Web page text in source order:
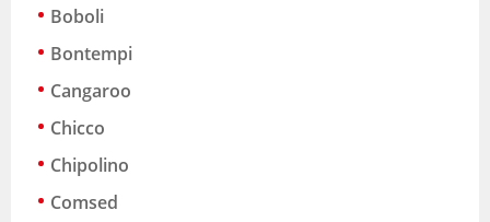
Boboli
Bontempi
Cangaroo
Chicco
Chipolino
Comsed